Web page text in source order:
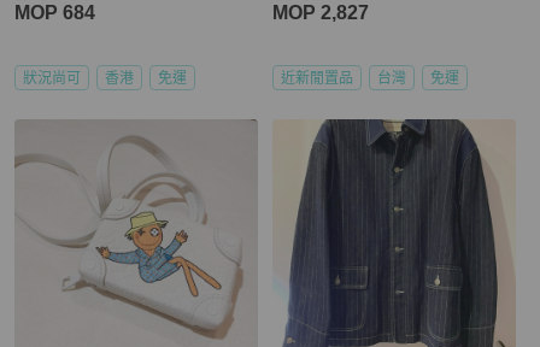
MOP 684
狀況尚可 香港 免運
MOP 2,827
近新閒置品 台灣 免運